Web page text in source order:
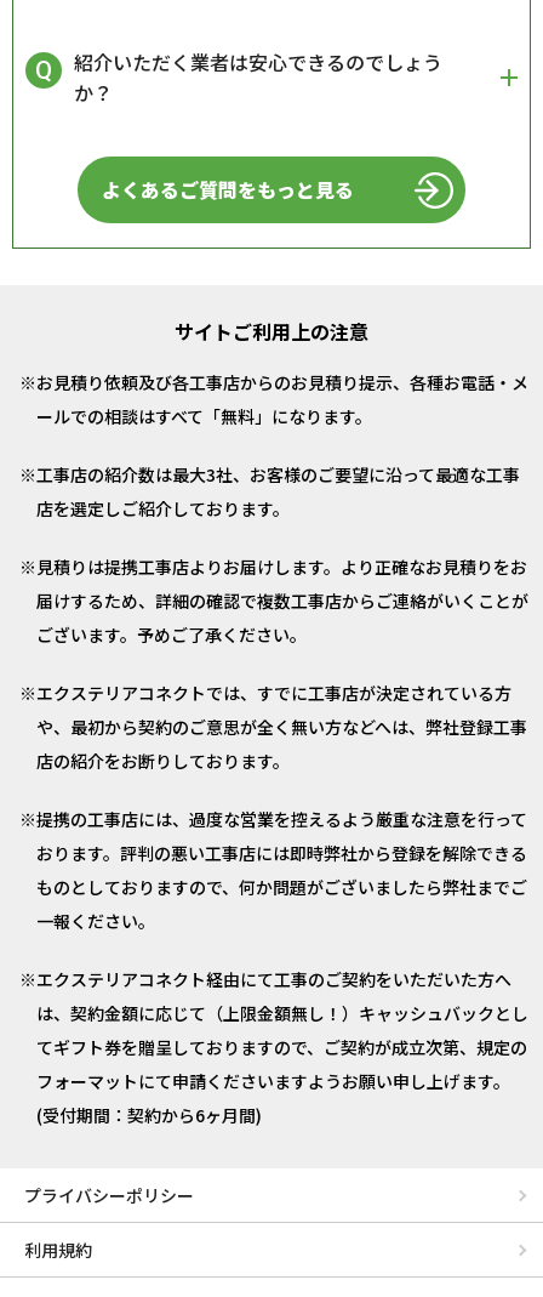
紹介いただく業者は安心できるのでしょう
か？
よくあるご質問をもっと見る
サイトご利用上の注意
お見積り依頼及び各工事店からのお見積り提示、各種お電話・メ
ールでの相談はすべて「無料」になります。
工事店の紹介数は最大3社、お客様のご要望に沿って最適な工事
店を選定しご紹介しております。
見積りは提携工事店よりお届けします。より正確なお見積りをお
届けするため、詳細の確認で複数工事店からご連絡がいくことが
ございます。予めご了承ください。
エクステリアコネクトでは、すでに工事店が決定されている方
や、最初から契約のご意思が全く無い方などへは、弊社登録工事
店の紹介をお断りしております。
提携の工事店には、過度な営業を控えるよう厳重な注意を行って
おります。評判の悪い工事店には即時弊社から登録を解除できる
ものとしておりますので、何か問題がございましたら弊社までご
一報ください。
エクステリアコネクト経由にて工事のご契約をいただいた方へ
は、契約金額に応じて（上限金額無し！）キャッシュバックとし
てギフト券を贈呈しておりますので、ご契約が成立次第、規定の
フォーマットにて申請くださいますようお願い申し上げます。
(受付期間：契約から6ヶ月間)
プライバシーポリシー
利用規約